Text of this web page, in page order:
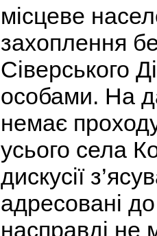
місцеве
захоплення
Сіверського
особами. На
немає
усього села
дискусії
адресовані до
насправді не